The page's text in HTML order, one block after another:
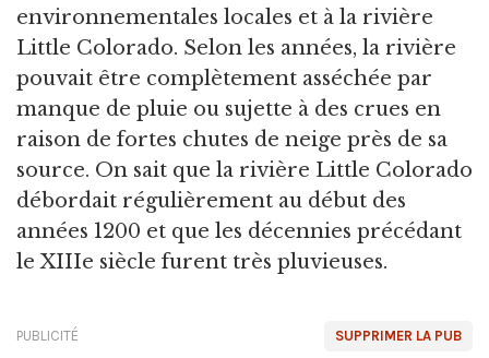
environnementales locales et à la rivière
Little Colorado. Selon les années, la rivière
pouvait être complètement asséchée par
manque de pluie ou sujette à des crues en
raison de fortes chutes de neige près de sa
source. On sait que la rivière Little Colorado
débordait régulièrement au début des
années 1200 et que les décennies précédant
le XIIIe siècle furent très pluvieuses.
SUPPRIMER LA PUB
PUBLICITÉ